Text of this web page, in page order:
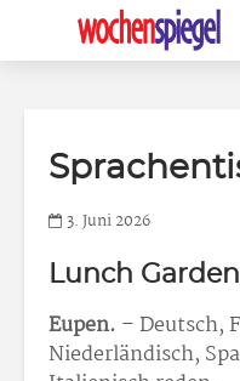
3. Juni 2026
Lunch Garden
Eupen. – Deutsch,
Niederländisch,